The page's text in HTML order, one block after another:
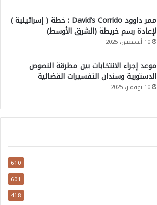
ممر داوود David’s Corrido : خطة ( إسرائيلية )
لإعادة رسم خريطة (الشرق الأوسط)
10 أغسطس، 2025
موعد إجراء الانتخابات بين مطرقة النصوص
الدستورية وسندان التفسيرات القضائية
10 نوفمبر، 2025
610
601
418